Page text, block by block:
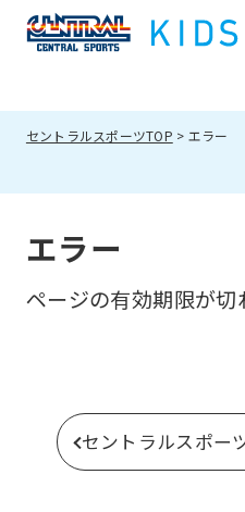
セントラルスポーツTOP エラー
エラー
ページの有効期限が切
セントラルスポー